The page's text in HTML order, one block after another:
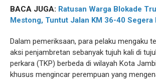
BACA JUGA: Ratusan Warga Blokade
Mestong, Tuntut Jalan KM 36-40 Segera
Dalam pemeriksaan, para pelaku mengaku
aksi penjambretan sebanyak tujuh kali di
perkara (TKP) berbeda di wilayah Kota
khusus mengincar perempuan yang